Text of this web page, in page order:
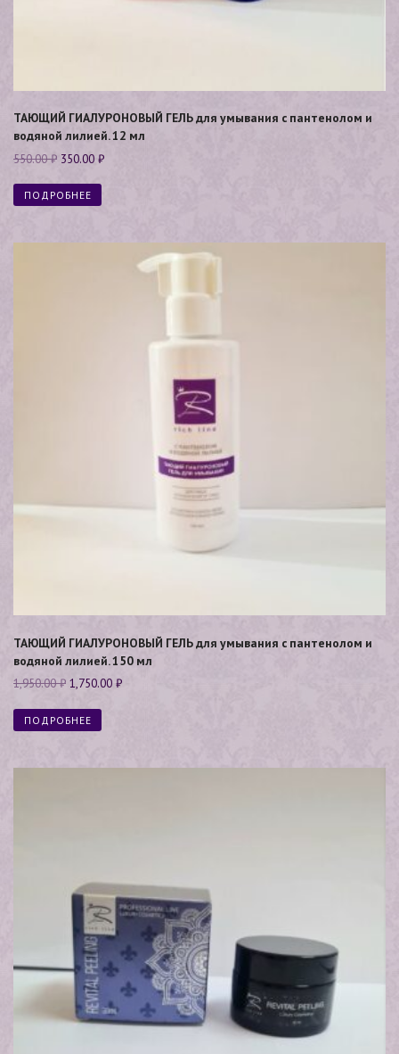
ТАЮЩИЙ ГИАЛУРОНОВЫЙ ГЕЛЬ для умывания с пантенолом и
водяной лилией. 12 мл
550.00₽ 350.00 ₽
ПОДРОБНЕЕ
ТАЮЩИЙ ГИАЛУРОНОВЫЙ ГЕЛЬ для умывания с пантенолом и
водяной лилией. 150 мл
1,950.00₽ 1,750.00 ₽
ПОДРОБНЕЕ